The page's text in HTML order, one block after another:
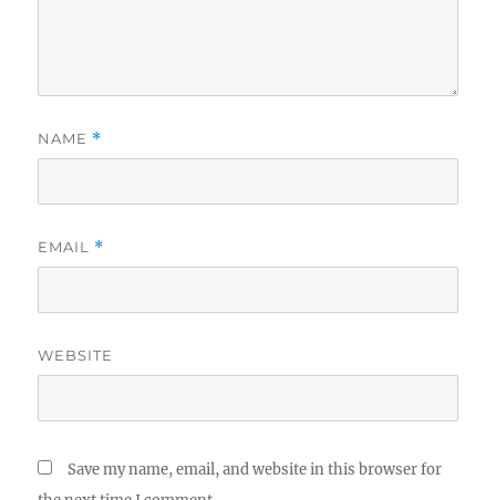
NAME *
EMAIL *
WEBSITE
Save my name, email, and website in this browser for